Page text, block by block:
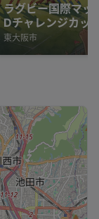
ラグビー国際マッ
Dチャレンジカッ
表 vs オーストラ
東大阪市